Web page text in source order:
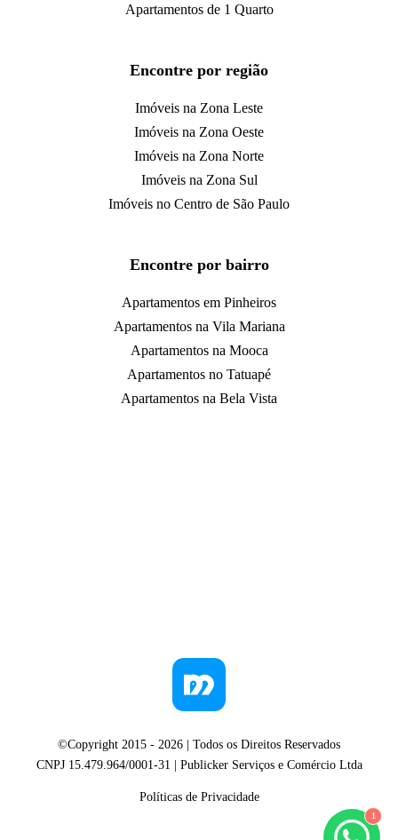
1
Apartamentos de 1 Quarto
Encontre por região
Imóveis na Zona Leste
Imóveis na Zona Oeste
Imóveis na Zona Norte
Imóveis na Zona Sul
Imóveis no Centro de São Paulo
Encontre por bairro
Apartamentos em Pinheiros
Apartamentos na Vila Mariana
Apartamentos na Mooca
Apartamentos no Tatuapé
Apartamentos na Bela Vista
©Copyright 2015 - 2026 | Todos os Direitos Reservados
CNPJ 15.479.964/0001-31 | Publicker Serviços e Comércio Ltda
Políticas de Privacidade